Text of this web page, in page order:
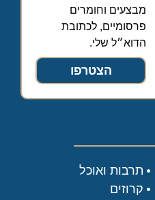
מבצעים וחומרים
פרסומיים, לכתובת
הדוא״ל שלי.
הצטרפו
תרבות ואוכל
קרוזים